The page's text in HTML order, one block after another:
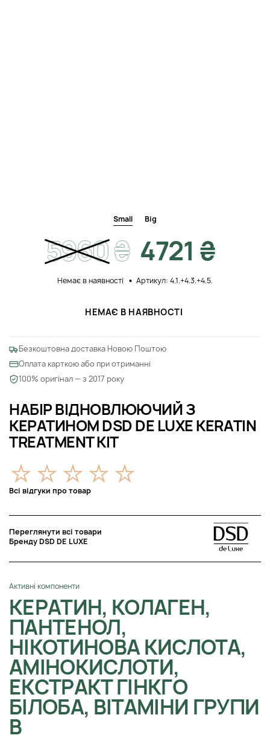
НАБІР ВІДНОВЛЮЮЧИЙ З
КЕРАТИНОМ DSD DE LUXE KERATIN
TREATMENT KIT
Всі відгуки про товар
Переглянути всі товари
Бренду DSD DE LUXE
Активні компоненти
КЕРАТИН, КОЛАГЕН,
ПАНТЕНОЛ,
НІКОТИНОВА КИСЛОТА,
АМІНОКИСЛОТИ,
ЕКСТРАКТ ГІНКГО
БІЛОБА, ВІТАМІНИ ГРУПИ
B
Small Big
5960₴ 4721 ₴
Немає в наявності Артикул: 4.1.+4.3.+4.5.
НЕМАЄ В НАЯВНОСТІ
Безкоштовна доставка Новою Поштою
Оплата карткою або при отриманні
100% оригінал — з 2017 року